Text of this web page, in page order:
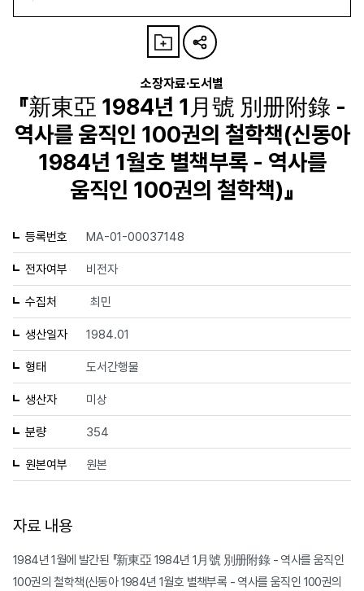
소장자료·도서별
『新東亞 1984년 1月號 別册附錄 -
역사를 움직인 100권의 철학책(신동아
1984년 1월호 별책부록 - 역사를
움직인 100권의 철학책)』
등록번호 MA-01-00037148
전자여부 비전자
수집처 최민
생산일자 1984.01
형태 도서간행물
생산자 미상
분량 354
원본여부 원본
자료 내용
1984년 1월에 발간된 『新東亞 1984년 1月號 別册附錄 - 역사를 움직인
100권의 철학책(신동아 1984년 1월호 별책부록 - 역사를 움직인 100권의